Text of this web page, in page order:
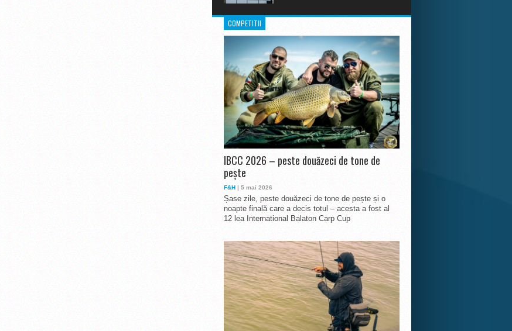
COMPETITII
IBCC 2026 – peste douăzeci de tone de
pește
F&H | 5 mai 2026
Șase zile, peste douăzeci de tone de pește și o
noapte finală care a decis totul – acesta a fost al
12 lea International Balaton Carp Cup